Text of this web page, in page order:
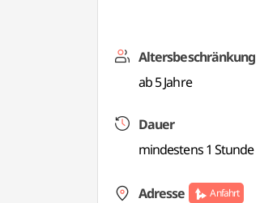
Altersbeschränkung
ab 5 Jahre
Dauer
mindestens 1 Stunde
Adresse Anfahrt